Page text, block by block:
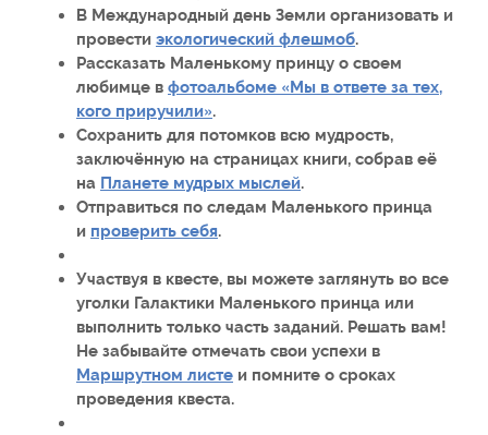
В Международный день Земли организовать и
провести экологический флешмоб.
Рассказать Маленькому принцу о своем
любимце в фотоальбоме «Мы в ответе за тех,
кого приручили».
Сохранить для потомков всю мудрость,
заключённую на страницах книги, собрав её
на Планете мудрых мыслей.
Отправиться по следам Маленького принца
и проверить себя.
Участвуя в квесте, вы можете заглянуть во все
уголки Галактики Маленького принца или
выполнить только часть заданий. Решать вам!
Не забывайте отмечать свои успехи в
Маршрутном листе и помните о сроках
проведения квеста.